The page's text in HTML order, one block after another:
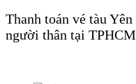
Thanh toán vé tàu
người thân tại TPHCM